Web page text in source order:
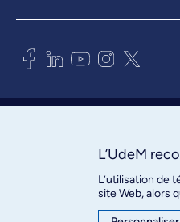
Bureau des
3744, rue Jean-Brillant, bureau
L’UdeM
L’utilisation de
site Web, alors